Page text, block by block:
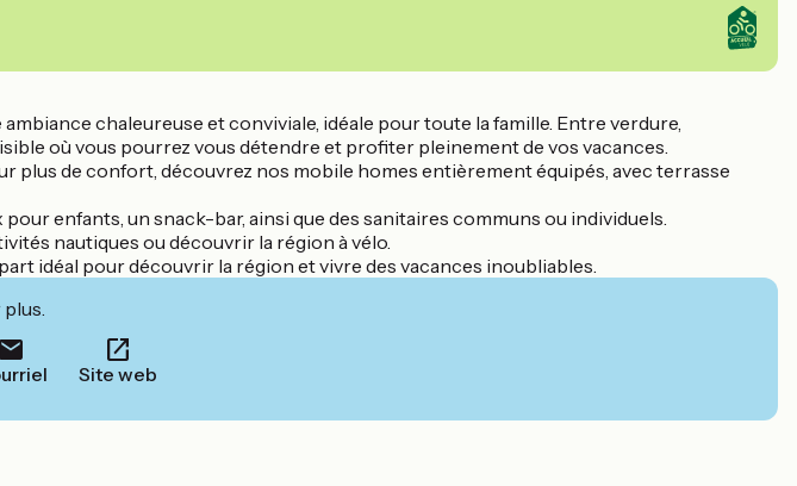
chaleureuse et conviviale, idéale pour toute la famille. Entre verdure,
où vous pourrez vous détendre et profiter pleinement de vos vacances.
plus de confort, découvrez nos mobile homes entièrement équipés, avec terrasse
enfants, un snack-bar, ainsi que des sanitaires communs ou individuels.
nautiques ou découvrir la région à vélo.
idéal pour découvrir la région et vivre des vacances inoubliables.
Site web